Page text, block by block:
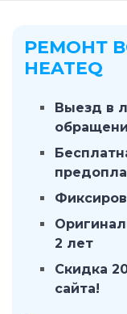
РЕМОНТ
HEATEQ
Выезд в
2 лет
Скидка
сайта!